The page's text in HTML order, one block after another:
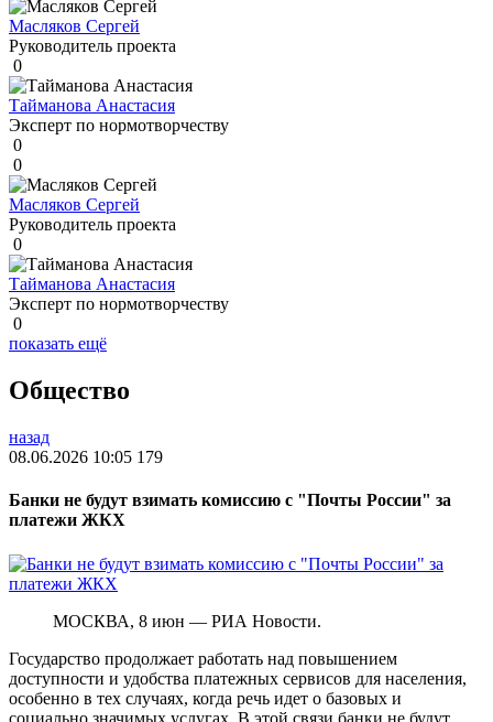
Масляков Сергей
Руководитель проекта
0
Тайманова Анастасия
Эксперт по нормотворчеству
0
0
Масляков Сергей
Руководитель проекта
0
Тайманова Анастасия
Эксперт по нормотворчеству
0
показать ещё
Общество
назад
08.06.2026 10:05 179
Банки не будут взимать комиссию с "Почты России" за
платежи ЖКХ
МОСКВА, 8 июн — РИА Новости.
Государство продолжает работать над повышением
доступности и удобства платежных сервисов для населения,
особенно в тех случаях, когда речь идет о базовых и
социально значимых услугах. В этой связи банки не будут